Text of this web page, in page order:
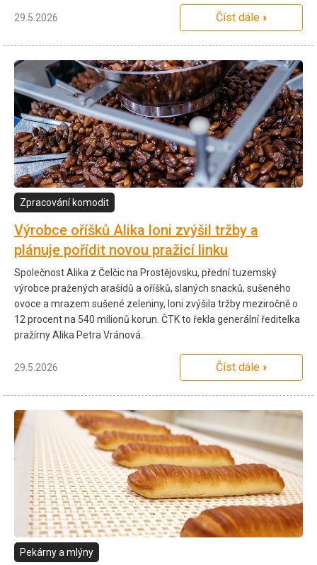
29.5.2026 Číst dále
Zpracování komodit
Výrobce oříšků Alika loni zvýšil tržby a
plánuje pořídit novou pražicí linku
Společnost Alika z Čelčic na Prostějovsku, přední tuzemský
výrobce pražených arašídů a oříšků, slaných snacků, sušeného
ovoce a mrazem sušené zeleniny, loni zvýšila tržby meziročně o
12 procent na 540 milionů korun. ČTK to řekla generální ředitelka
pražírny Alika Petra Vránová.
29.5.2026 Číst dále
Pekárny a mlýny